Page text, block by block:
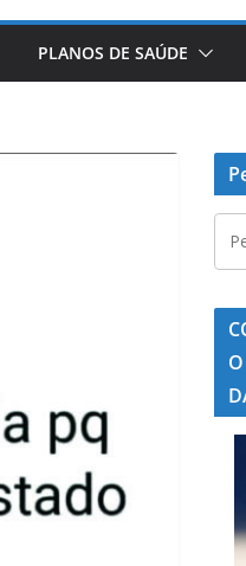
PLANOS DE SAÚDE